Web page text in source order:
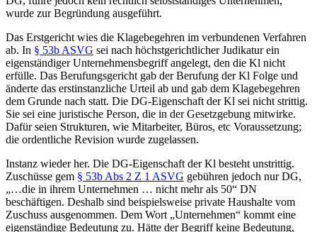
wurde zur Begründung ausgeführt.
Das Erstgericht wies die Klagebegehren im verbundenen Verfahren
ab. In § 53b ASVG sei nach höchstgerichtlicher Judikatur ein
eigenständiger Unternehmensbegriff angelegt, den die Kl nicht
erfülle. Das Berufungsgericht gab der Berufung der Kl Folge und
änderte das erstinstanzliche Urteil ab und gab dem Klagebegehren
dem Grunde nach statt. Die DG-Eigenschaft der Kl sei nicht strittig.
Sie sei eine juristische Person, die in der Gesetzgebung mitwirke.
Dafür seien Strukturen, wie Mitarbeiter, Büros, etc Voraussetzung;
die ordentliche Revision wurde zugelassen.
Instanz wieder her. Die DG-Eigenschaft der Kl besteht unstrittig.
Zuschüsse gem § 53b Abs 2 Z 1 ASVG gebühren jedoch nur DG,
„…die in ihrem Unternehmen … nicht mehr als 50“ DN
beschäftigen. Deshalb sind beispielsweise private Haushalte vom
Zuschuss ausgenommen. Dem Wort „Unternehmen“ kommt eine
eigenständige Bedeutung zu. Hätte der Begriff keine Bedeutung,